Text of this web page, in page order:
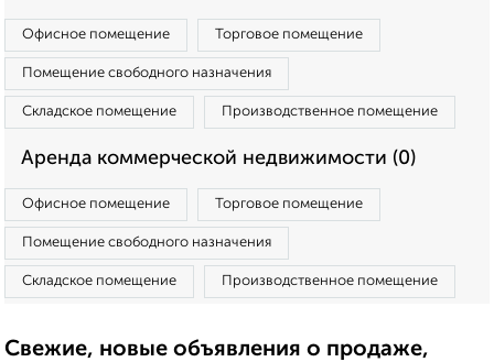
Офисное помещение Торговое помещение
Помещение свободного назначения
Складское помещение Производственное помещение
Аренда коммерческой недвижимости (0)
Офисное помещение Торговое помещение
Помещение свободного назначения
Складское помещение Производственное помещение
Свежие, новые объявления о продаже,